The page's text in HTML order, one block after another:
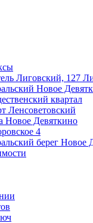
Лиговский, 127
Новое
квартал
Ленсоветовский
Новое Девяткино
4
берег Новое